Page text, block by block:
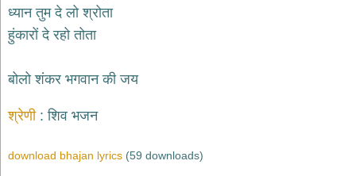
विष्णु
भजन
बाबा
नाथ
balak
ध्यान तुम दे लो श्रोता
हुंकारों दे रहो तोता
बोलो शंकर भगवान की जय
श्रेणी शिव भजन
download bhajan lyrics (59 downloads)